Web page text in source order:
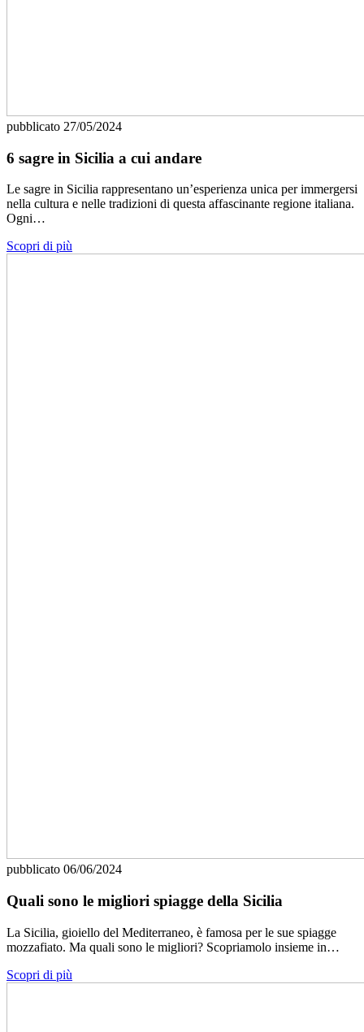
pubblicato 27/05/2024
6 sagre in Sicilia a cui andare
Le sagre in Sicilia rappresentano un’esperienza unica per immergersi
nella cultura e nelle tradizioni di questa affascinante regione italiana.
Ogni…
Scopri di più
pubblicato 06/06/2024
Quali sono le migliori spiagge della Sicilia
La Sicilia, gioiello del Mediterraneo, è famosa per le sue spiagge
mozzafiato. Ma quali sono le migliori? Scopriamolo insieme in…
Scopri di più